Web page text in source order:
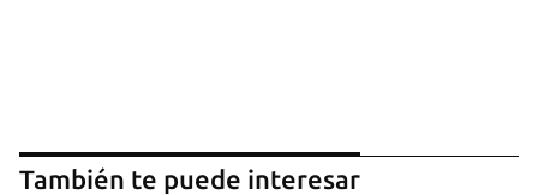
También te puede interesar